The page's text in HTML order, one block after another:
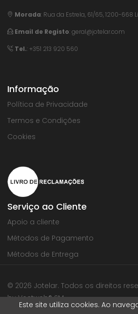
Este site utiliza cookies. Ao
Morada: Rua da Estrela, 61/65, 1200-668
Email de Registo:geral@jotelar.com
Tel.: +351 213 920 560
Informação
Política de Privacidade
Termos e Condições
Cookies
Serviço ao Cliente
Apoio a cliente
Métodos de Pagamento
Métodos de Entrega
© 2026 Jotelar. Todos os direitos
byVectweb®SM